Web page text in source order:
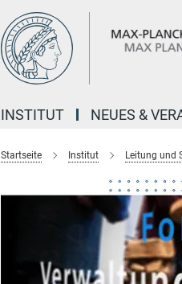
INSTITUT NEUES &
Startseite Institut Leitung und